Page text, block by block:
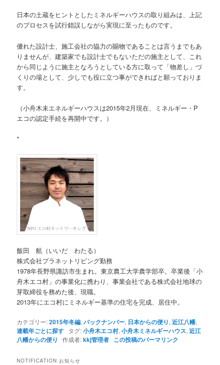
日本の土蔵をヒントとしたミネルギーハウスの取り組みは、上記
のプロセスを試行錯誤しながら実現に至ったものです。
優れた設計士、施工会社の協力の賜物であることは言うまでもあ
りませんが、建築家でも設計士でもないただの施主として、これ
から同じように施主となろうとしている方に取って「物差し」づ
くりの場として、少しでも役に立つ事ができればと願っておりま
す。
（小舟木未エネルギーハウスは2015年2月現在、ミネルギー・P
エコの認定手続を再開中です。）
*
飯田 航（いいだ わたる）
株式会社プラネットリビング勤務
1978年長野県諏訪市生まれ。東京農工大学農学部卒。卒業後「小
舟木エコ村」の事業化に携わり、事業会社である株式会社地球の
芽取締役を務めた後、現職。
2013年にエコ村にミネルギー基準の住宅を完成、居住中。
カテゴリー:2015年冬編,バックナンバー, 日本からの便り,近江八幡,
連載年ごとに探す タグ:小舟木エコ村,小舟木ミネルギーハウス,近江
八幡からの便り
作成者:kkj管理者 この投稿のパーマリンク
NOTIFICATION お知らせ